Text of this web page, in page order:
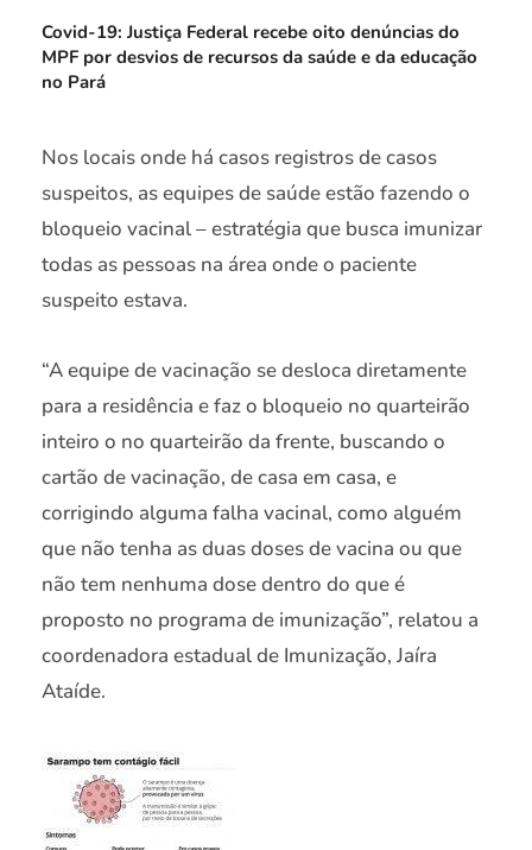
Covid-19: Justiça Federal recebe oito denúncias do
MPF por desvios de recursos da saúde e da educação
no Pará
Nos locais onde há casos registros de casos
suspeitos, as equipes de saúde estão fazendo o
bloqueio vacinal – estratégia que busca imunizar
todas as pessoas na área onde o paciente
suspeito estava.
“A equipe de vacinação se desloca diretamente
para a residência e faz o bloqueio no quarteirão
inteiro o no quarteirão da frente, buscando o
cartão de vacinação, de casa em casa, e
corrigindo alguma falha vacinal, como alguém
que não tenha as duas doses de vacina ou que
não tem nenhuma dose dentro do que é
proposto no programa de imunização”, relatou a
coordenadora estadual de Imunização, Jaíra
Ataíde.